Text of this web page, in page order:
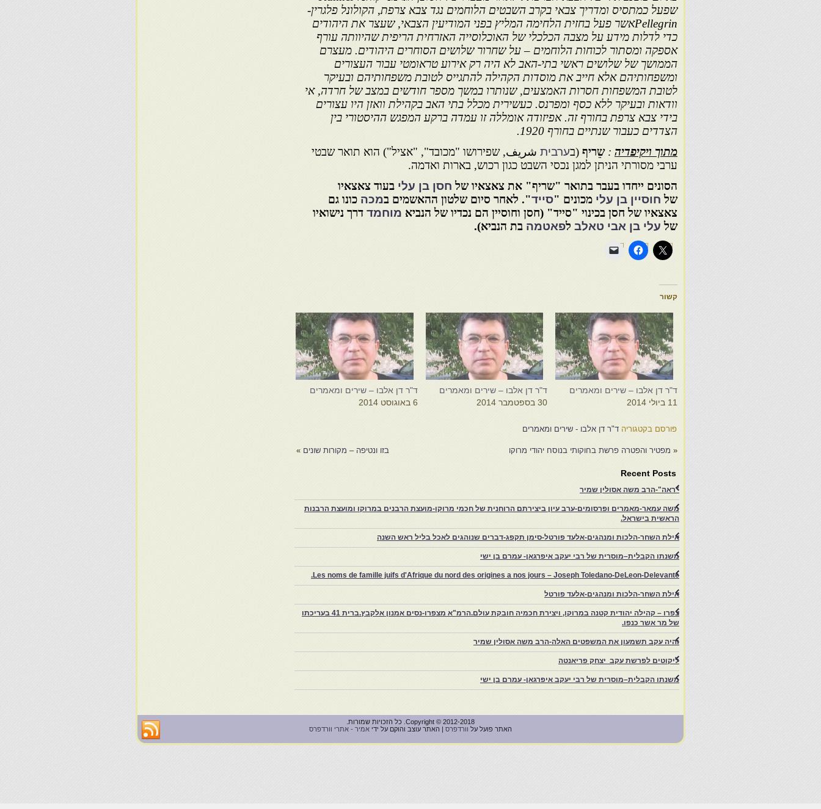
שפעל כמתסיס ומדריך צבאי בקרב השבטים הלוחמים נגד צבא צרפת, הקולונל פלגרין-
Pellegrinאשר פעל בחזית הלחימה המליץ בפני המודיעין הצבאי, שעצר את היהודים
כדי לדלות מידע על מצבה הכלכלי של האוכלוסייה האזרחית הריפית שהיוותה עורף
אספקה ומסתור לכוחות הלוחמים – על שחרור שלושים הסוחרים היהודים. מעצרם
הממושך של שלושים ראשי בתי-האב לא היה רק אירוע טראומטי עבור העצורים
ומשפחותיהם אלא חייב את מוסדות הקהילה להתגייס לטובת משפחותיהם ובעיקר
לטובת המשפחות חסרות האמצעים, שנותרו במשך מספר חודשים במצב של חרדה, אי
וודאות ובעיקר ללא כסף ומפרנס. כעשירית מכלל בתי האב בקהילת וואזן היו עצורים
בידי צבא צרפת בחורף זה. אפיזודה אומללה זו עמדה ברקע המפגש ההיסטורי בין
הצדדים כעבור שנתיים בחורף 1920.
מתוך ויקיפדיה :שֵ‏ריף (בערבית شريف, שפירושו "מכובד", "אציל") הוא תואר שבטי
ערבי מסורתי הניתן למגן נכסי השבט כגון רכוש, בארות ואדמה.
הסונים ייחדו בעבר בתואר "שריף" את צאצאיו של חסן בן עלי בעוד צאצאיו
של חוסיין בן עלי מכונים "סייד". לאחר סיום שלטון ההאשמים במכה כונו גם
צאצאיו של חסן בכינוי "סייד" (חסן וחוסיין הם נכדיו של הנביא מוחמד דרך נישואיו
של עלי בן אבי טאלב לפאטמה בת הנביא).
קשור
ד"ר דן אלבו – שירים ומאמרים
11 ביולי 2014
ד"ר דן אלבו – שירים ומאמרים
30 בספטמבר 2014
ד"ר דן אלבו – שירים ומאמרים
6 באוגוסט 2014
פורסם בקטגוריה ד"ר דן אלבו - שירים ומאמרים
« מפטיר והפטרה פרשת בחוקותי בנוסח יהודי מרוקו בזו ונטיפה – מקורות שונים »
Recent Posts
"ראה"-הרב משה אסולין שמיר
משה עמאר-מאמרים ופרסומים-ערב עיון ביצירתם הרוחנית של חכמי מרוקו-מועצת הרבנים במרוקו ומועצת הרבנות
הראשית בישראל.
אילת השחר-הלכות ומנהגים-אלעד פורטל-סימן תקפג-דברים שנוהגים לאכל בליל ראש השנה
משנתו הקבלית–מוסרית של רבי יעקב איפרגאן- עמרם בן ישי
Les noms de famille juifs d'Afrique du nord des origines a nos jours – Joseph Toledano-DeLeon-Delevante.
אילת השחר-הלכות ומנהגים-אלעד פורטל
צפרו – קהילה יהודית קטנה במרוקו, ויצירת חכמיה חובקת עולם.הרמ"א מצפרו-נסים אמנון אלקבץ.ברית 41 בעריכתו
של מר אשר כנפו.
והיה עקב תשמעון את המשפטים האלה-הרב משה אסולין שמיר
ליקוטים לפרשת עקב יצחק פריאנטה
משנתו הקבלית–מוסרית של רבי יעקב איפרגאן- עמרם בן ישי
Copyright © 2012-2018. כל הזכויות שמורות.
האתר פועל על וורדפרס | האתר עוצב והוקם על ידי אמיר - אתרי וורדפרס